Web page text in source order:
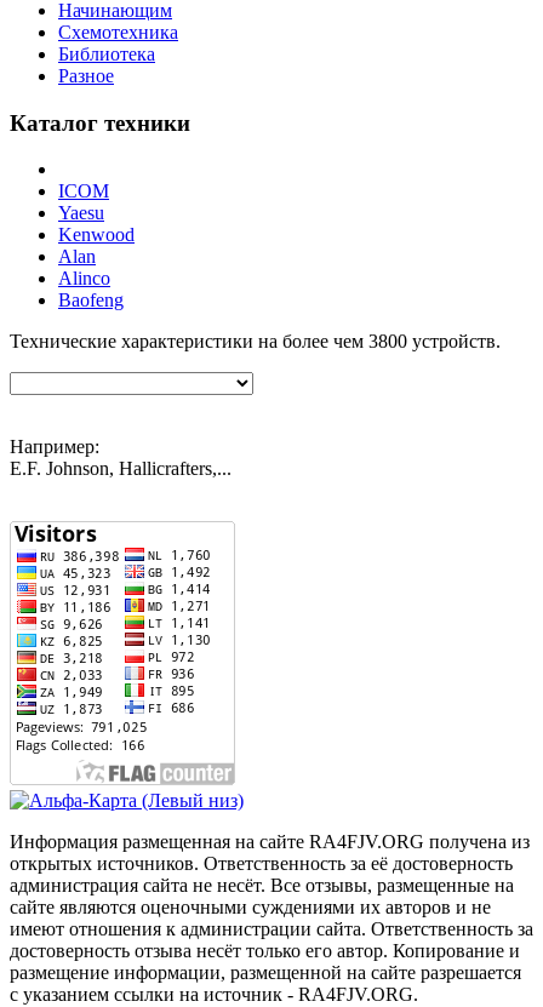
Начинающим
Схемотехника
Библиотека
Разное
Каталог техники
ICOM
Yaesu
Kenwood
Alan
Alinco
Baofeng
Технические характеристики на более чем 3800 устройств.
Например:
E.F. Johnson, Hallicrafters,...
Информация размещенная на сайте RA4FJV.ORG получена из
открытых источников. Ответственность за её достоверность
администрация сайта не несёт. Все отзывы, размещенные на
сайте являются оценочными суждениями их авторов и не
имеют отношения к администрации сайта. Ответственность за
достоверность отзыва несёт только его автор. Копирование и
размещение информации, размещенной на сайте разрешается
с указанием ссылки на источник - RA4FJV.ORG.